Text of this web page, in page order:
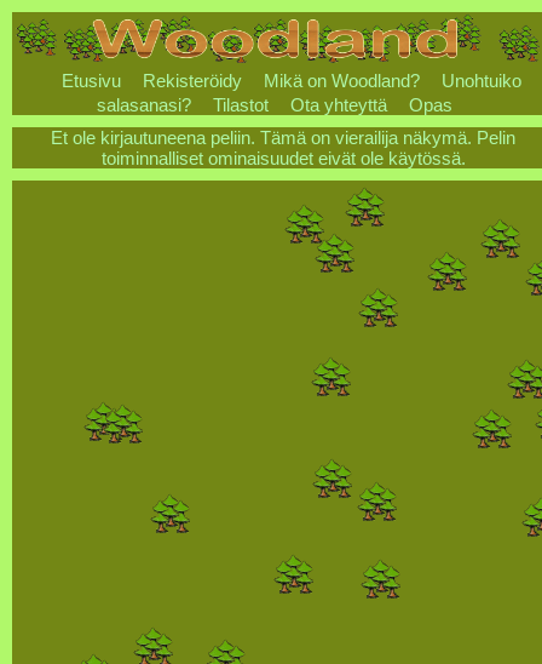
Etusivu Rekisteröidy Mikä on Woodland?
Unohtuiko
salasanasi?
Tilastot Ota yhteyttä
Opas
Et ole kirjautuneena peliin. Tämä on vierailija näkymä. Pelin
toiminnalliset ominaisuudet eivät ole käytössä.